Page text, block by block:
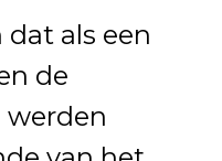
dat als een
de
werden